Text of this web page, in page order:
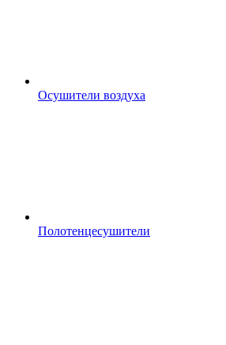
Осушители воздуха
Полотенцесушители